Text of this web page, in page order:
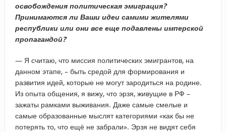
освобождения политическая эмиграция?
Принимаются ли Ваши идеи самими жителями
республики или они все еще подавлены имперской
пропагандой?
— Я считаю, что миссия политических эмигрантов, на
данном этапе, – быть средой для формирования и
развития идей, которые не могут зародиться на родине.
Из опыта общения, я вижу, что эрзя, живущие в РФ –
зажаты рамками выживания. Даже самые смелые и
самые образованные мыслят категориями «как бы не
потерять то, что ещё не забрали». Эрзя не видят себя